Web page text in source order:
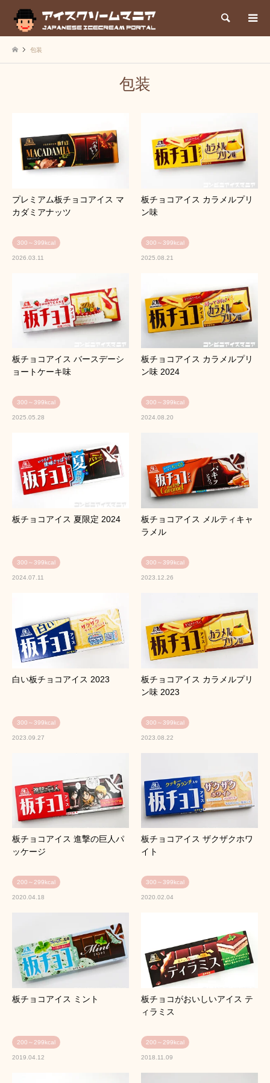
検索
包装
包装
プレミアム板チョコアイス マ
カダミアナッツ
300～399kcal
2026.03.11
板チョコアイス カラメルプリ
ン味
300～399kcal
2025.08.21
板チョコアイス バースデーシ
ョートケーキ味
300～399kcal
2025.05.28
板チョコアイス カラメルプリ
ン味 2024
300～399kcal
2024.08.20
板チョコアイス 夏限定 2024
300～399kcal
2024.07.11
板チョコアイス メルティキャ
ラメル
300～399kcal
2023.12.26
白い板チョコアイス 2023
300～399kcal
2023.09.27
板チョコアイス カラメルプリ
ン味 2023
300～399kcal
2023.08.22
板チョコアイス 進撃の巨人パ
ッケージ
200～299kcal
2020.04.18
板チョコアイス ザクザクホワ
イト
300～399kcal
2020.02.04
板チョコアイス ミント
200～299kcal
2019.04.12
板チョコがおいしいアイス テ
ィラミス
200～299kcal
2018.11.09